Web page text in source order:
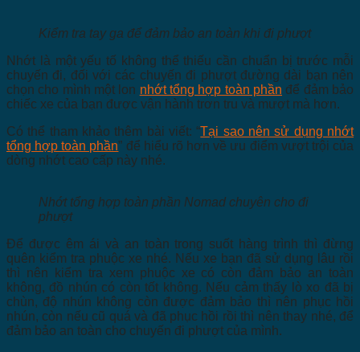
Kiểm tra tay ga để đảm bảo an toàn khi đi phượt
Nhớt là một yếu tố không thể thiếu cần chuẩn bị trước mỗi
chuyến đi, đối với các chuyến đi phượt đường dài bạn nên
chọn cho mình một lon nhớt tổng hợp toàn phần để đảm bảo
chiếc xe của bạn được vận hành trơn tru và mượt mà hơn.
Có thể tham khảo thêm bài viết: “Tại sao nên sử dụng nhớt
tổng hợp toàn phần” để hiểu rõ hơn về ưu điểm vượt trội của
dòng nhớt cao cấp này nhé.
Nhớt tổng hợp toàn phần Nomad chuyên cho đi
phượt
Để được êm ái và an toàn trong suốt hàng trình thì đừng
quên kiểm tra phuộc xe nhé. Nếu xe bạn đã sử dụng lâu rồi
thì nên kiểm tra xem phuộc xe có còn đảm bảo an toàn
không, đồ nhún có còn tốt không. Nếu cảm thấy lò xo đã bị
chùn, độ nhún không còn được đảm bảo thì nên phục hồi
nhún, còn nếu cũ quá và đã phục hồi rồi thì nên thay nhé, để
đảm bảo an toàn cho chuyến đi phượt của mình.